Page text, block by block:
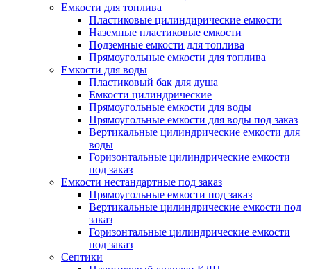
Емкости для топлива
Пластиковые цилиндирические емкости
Наземные пластиковые емкости
Подземные емкости для топлива
Прямоугольные емкости для топлива
Емкости для воды
Пластиковый бак для душа
Емкости цилиндрические
Прямоугольные емкости для воды
Прямоугольные емкости для воды под заказ
Вертикальные цилиндрические емкости для
воды
Горизонтальные цилиндрические емкости
под заказ
Емкости нестандартные под заказ
Прямоугольные емкости под заказ
Вертикальные цилиндрические емкости под
заказ
Горизонтальные цилиндрические емкости
под заказ
Септики